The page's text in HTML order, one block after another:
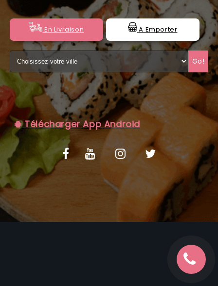
VOTRE COMPTE
NOTRE RESTAURANT
VOS AVIS
MENTIONS LÉGALES
C.G.V
En Livraison A Emporter
Go!
Télécharger App Android